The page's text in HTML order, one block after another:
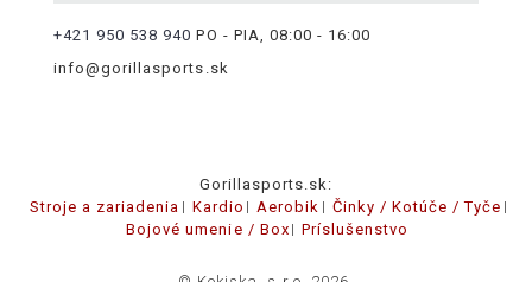
+421 950 538 940 PO - PIA, 08:00 - 16:00
info@gorillasports.sk
Gorillasports.sk:
Stroje a zariadenia
Kardio Aerobik
Činky / Kotúče / Tyče
Bojové umenie / Box
Príslušenstvo